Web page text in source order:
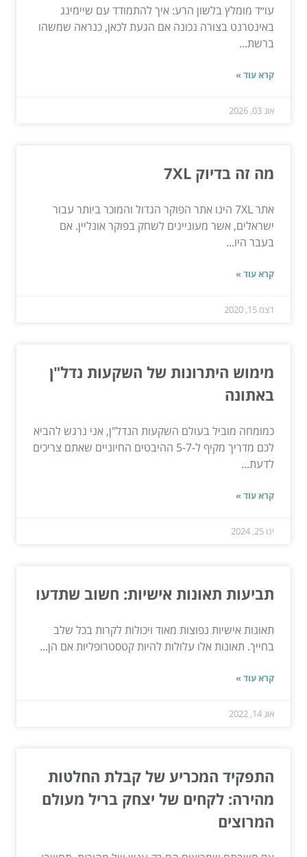
עו״ד מומלץ בלשון הרע: איך להתמודד עם שיימינג
באינטרנט בצורה נכונה אם הגעת לכאן, כנראה שמשהו
ברשת...
קרא עוד »
אוג 03, 2026
מה זה בדיוק 7XL
אתר 7XL הינו אתר הפוקר הגדול והמוכר ביותר עבור
ישראלים, אשר מעוניינים לשחק בפוקר אונליין. אם
בעבר היו...
קרא עוד »
דצמ 15, 2020
מימוש היתרונות של השקעות נדל"ן
באתונה
כמומחה מוביל בעולם השקעות הנדל"ן, אני נרגש להביא
לכם מדריך מקיף ל-5-7 ההיבטים החיוניים שאתם צריכים
לדעת...
קרא עוד »
ינו 25, 2024
תביעות תאונות אישיות: חשוב שתדעו
תאונות אישיות נפוצות מאוד ויכולות לקרות בכל שלב
בחייך. תאונות אלו עלולות להיות קטסטרופליות אם הן...
קרא עוד »
אוג 14, 2022
התפקיד המכריע של קבלת החלטות
מהירה: לקחים של יצחק בריל מעולם
המרוצים